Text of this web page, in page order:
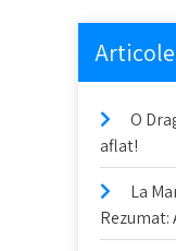
O
aflat!
La
Rezumat: